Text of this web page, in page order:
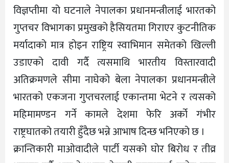
विज्ञप्तीमा यो घटनाले नेपालका प्रधानमन्त्रीलाई भारतको
गुप्तचर विभागका प्रमुखको हैसियतमा गिराएर कुटनीतिक
मर्यादाको मात्र होइन राष्ट्रिय स्वाभिमान समेतको खिल्ली
उडाएको दावी गर्दै त्यसमाथि भारतीय विस्तारवादी
अतिक्रमणले सीमा नाघेको बेला नेपालका प्रधानमन्त्रीले
भारतको एकजना गुप्तचरलाई एकान्तमा भेटने र त्यसको
महिमामण्डन गर्ने कामले देशमा फेरि अर्को गंभीर
राष्ट्रघातको तयारी हुँदैछ भन्ने आभाष दिन्छ भनिएको छ ।
क्रान्तिकारी माओवादीले पार्टी यसको घोर बिरोध र तीव्र